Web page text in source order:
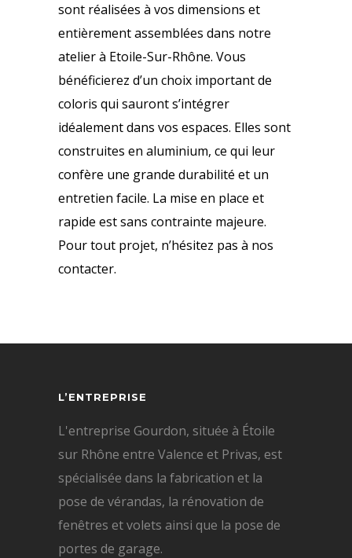
sont réalisées à vos dimensions et
entièrement assemblées dans notre
atelier à Etoile-Sur-Rhône. Vous
bénéficierez d’un choix important de
coloris qui sauront s’intégrer
idéalement dans vos espaces. Elles sont
construites en aluminium, ce qui leur
confère une grande durabilité et un
entretien facile. La mise en place et
rapide est sans contrainte majeure.
Pour tout projet, n’hésitez pas à nos
contacter.
L’ENTREPRISE
L'entreprise Gourdon, située à Étoile
sur Rhône entre Valence et Privas, est
spécialisée dans la fabrication et la
pose de vérandas, la rénovation de
fenêtres et volets ainsi que la pose de
portes de garage.